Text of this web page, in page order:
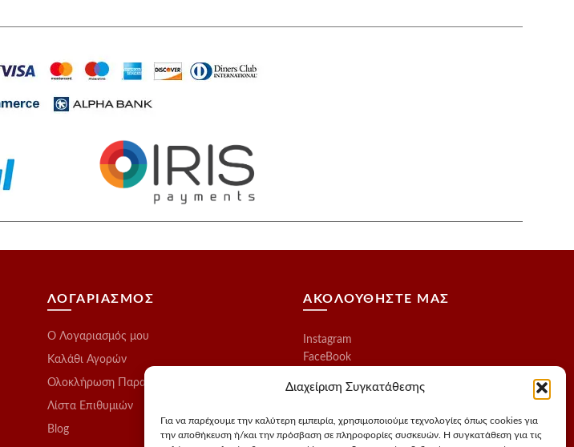
Διαχείριση Συγκατάθεσης
Για να παρέχουμε την καλύτερη εμπειρία, χρησιμοποιούμε τεχνολογίες όπως cookies για
την αποθήκευση ή/και την πρόσβαση σε πληροφορίες συσκευών. Η συγκατάθεση για τις
ΛΟΓΑΡΙΑΣΜΟΣ
O Λογαριασμός μου
Καλάθι Αγορών
Ολοκλήρωση Παραγγελίας
Λίστα Επιθυμιών
Blog
ΑΚΟΛΟΥΘΗΣΤΕ ΜΑΣ
Instagram
FaceBook